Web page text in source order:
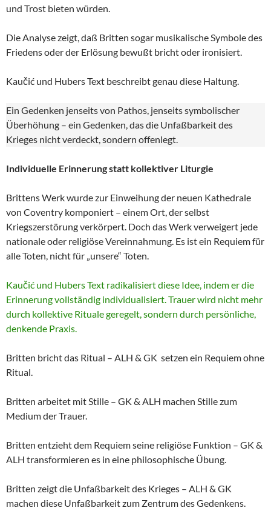
und Trost bieten würden.
Die Analyse zeigt, daß Britten sogar musikalische Symbole des
Friedens oder der Erlösung bewußt bricht oder ironisiert.
Kaučić und Hubers Text beschreibt genau diese Haltung.
Ein Gedenken jenseits von Pathos, jenseits symbolischer
Überhöhung – ein Gedenken, das die Unfaßbarkeit des
Krieges nicht verdeckt, sondern offenlegt.
Individuelle Erinnerung statt kollektiver Liturgie
Brittens Werk wurde zur Einweihung der neuen Kathedrale
von Coventry komponiert – einem Ort, der selbst
Kriegszerstörung verkörpert. Doch das Werk verweigert jede
nationale oder religiöse Vereinnahmung. Es ist ein Requiem für
alle Toten, nicht für „unsere“ Toten.
Kaučić und Hubers Text radikalisiert diese Idee, indem er die
Erinnerung vollständig individualisiert. Trauer wird nicht mehr
durch kollektive Rituale geregelt, sondern durch persönliche,
denkende Praxis.
Britten bricht das Ritual – ALH & GK setzen ein Requiem ohne
Ritual.
Britten arbeitet mit Stille – GK & ALH machen Stille zum
Medium der Trauer.
Britten entzieht dem Requiem seine religiöse Funktion – GK &
ALH transformieren es in eine philosophische Übung.
Britten zeigt die Unfaßbarkeit des Krieges – ALH & GK
machen diese Unfaßbarkeit zum Zentrum des Gedenkens.